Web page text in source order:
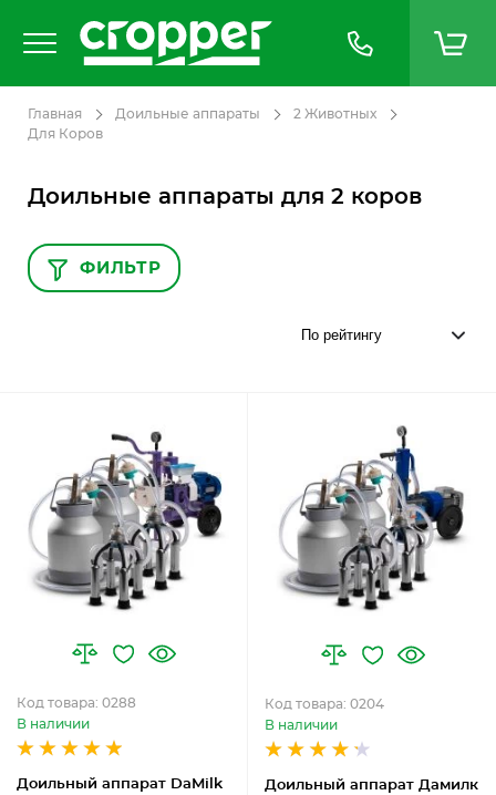
Главная Доильные аппараты
2 Животных
Для Коров
Доильные аппараты для 2 коров
Доильный аппарат DaMilk
Код товара: 0288
В наличии
Доильный аппарат Дамилк
Код товара: 0204
В наличии
ФИЛЬТР